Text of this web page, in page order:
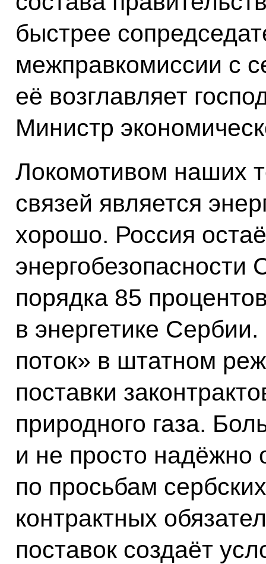
быстрее
межправкомиссии с
её возглавляет
Министр
Локомотивом наших
связей является
хорошо. Россия
энергобезопасности
порядка 85
в энергетике
поток» в штатном
поставки
природного газа.
и не просто надёжно
по просьбам
контрактных
поставок создаёт